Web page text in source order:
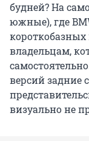
будней? На
южные), где
короткобазных
владельцам,
версий задние
визуально не